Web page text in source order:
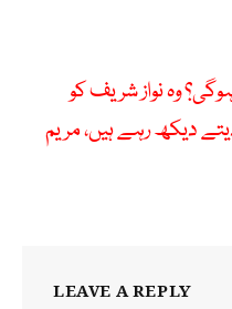
وہ نواز شریف کو
دیکھ رہے ہیں، مریم
LEAVE A REPLY